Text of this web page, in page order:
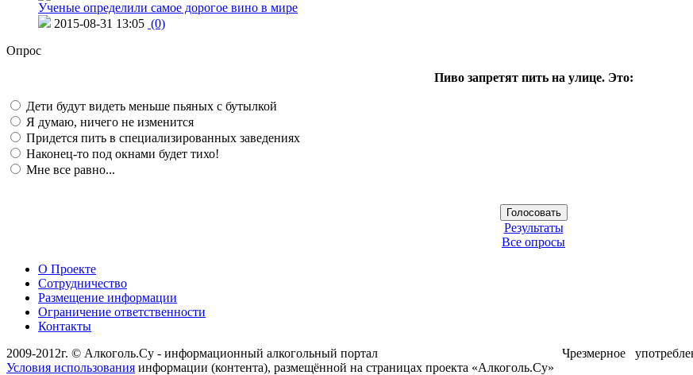
Ученые определили самое дорогое вино в мире
2015-08-31 13:05 (0)
Опрос
Пиво запретят пить на улице. Это:
Дети будут видеть меньше пьяных с бутылкой
Я думаю, ничего не изменится
Придется пить в специализированных заведениях
Наконец-то под окнами будет тихо!
Мне все равно...
Результаты
Все опросы
О Проекте
Сотрудничество
Размещение информации
Ограничение ответственности
Контакты
2009-2012г. © Алкоголь.Су - информационный алкогольный портал
Условия использования информации (контента), размещённой на страницах проекта «Алкоголь.Су»
Чрезмерное